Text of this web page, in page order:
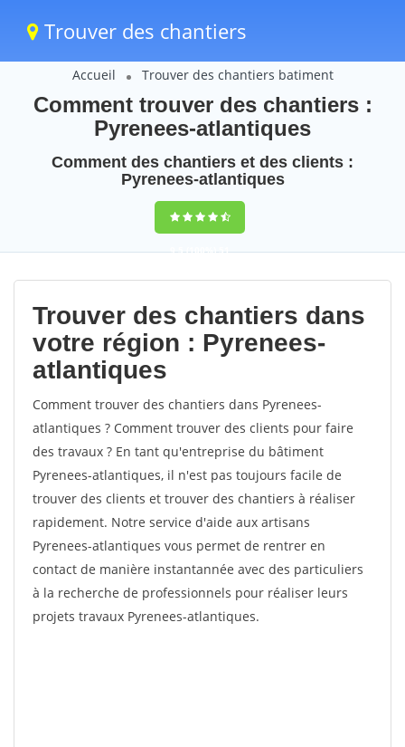
Trouver des chantiers
Accueil Trouver des chantiers batiment
Comment trouver des chantiers :
Pyrenees-atlantiques
Comment des chantiers et des clients :
Pyrenees-atlantiques
9,5(100%)51
votes
Trouver des chantiers dans
votre région : Pyrenees-
atlantiques
Comment trouver des chantiers dans Pyrenees-
atlantiques ? Comment trouver des clients pour faire
des travaux ? En tant qu'entreprise du bâtiment
Pyrenees-atlantiques, il n'est pas toujours facile de
trouver des clients et trouver des chantiers à réaliser
rapidement. Notre service d'aide aux artisans
Pyrenees-atlantiques vous permet de rentrer en
contact de manière instantannée avec des particuliers
à la recherche de professionnels pour réaliser leurs
projets travaux Pyrenees-atlantiques.